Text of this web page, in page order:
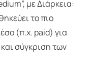
με Διάρκεια:
το πιο
(π.χ. paid) για
σύγκριση των